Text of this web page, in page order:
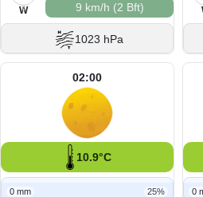
S
W
9 km/h (2 Bft)
1023 hPa
02:00
10.9°C
0 mm 25% 0